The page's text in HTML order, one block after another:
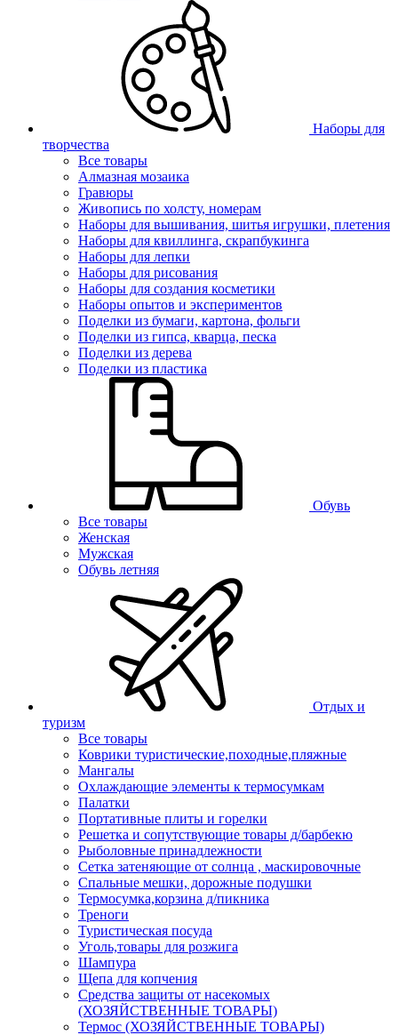
Наборы для
творчества
Все товары
Алмазная мозаика
Гравюры
Живопись по холсту, номерам
Наборы для вышивания, шитья игрушки, плетения
Наборы для квиллинга, скрапбукинга
Наборы для лепки
Наборы для рисования
Наборы для создания косметики
Наборы опытов и экспериментов
Поделки из бумаги, картона, фольги
Поделки из гипса, кварца, песка
Поделки из дерева
Поделки из пластика
Обувь
Все товары
Женская
Мужская
Обувь летняя
Отдых и
туризм
Все товары
Коврики туристические,походные,пляжные
Мангалы
Охлаждающие элементы к термосумкам
Палатки
Портативные плиты и горелки
Решетка и сопутствующие товары д/барбекю
Рыболовные принадлежности
Сетка затеняющие от солнца , маскировочные
Спальные мешки, дорожные подушки
Термосумка,корзина д/пикника
Треноги
Туристическая посуда
Уголь,товары для розжига
Шампура
Щепа для копчения
Средства защиты от насекомых
(ХОЗЯЙСТВЕННЫЕ ТОВАРЫ)
Термос (ХОЗЯЙСТВЕННЫЕ ТОВАРЫ)